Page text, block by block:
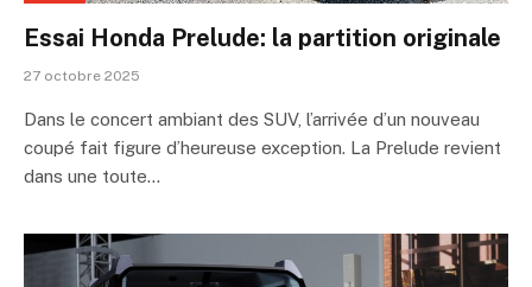
Essai Honda Prelude: la partition originale
27 octobre 2025
Dans le concert ambiant des SUV, l’arrivée d’un nouveau
coupé fait figure d’heureuse exception. La Prelude revient
dans une toute…